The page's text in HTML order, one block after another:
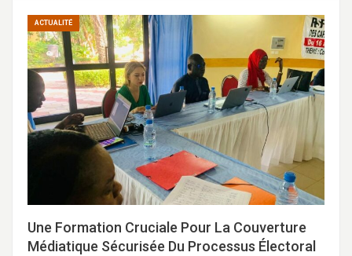
ACTUALITÉ
Une Formation Cruciale Pour La Couverture
Médiatique Sécurisée Du Processus Électoral